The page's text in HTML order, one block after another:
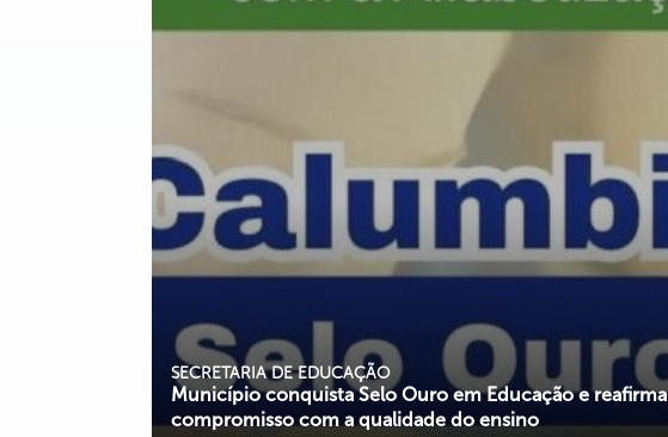
SECRETARIA DE EDUCAÇÃO
Município conquista Selo Ouro em Educação e reafirma
compromisso com a qualidade do ensino